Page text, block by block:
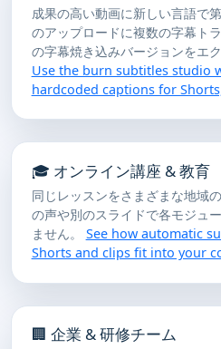
成果の高い動画に新しい言語で
のアップロードに複数の字幕ト
の字幕焼き込みバージョンをエ
Use the burn subtitles studio
hardcoded captions for
🎓 オンライン講座 & 教育
同じレッスンをさまざまな地域
の声や別のスライドで各モジュ
ません。 See how automatic
Shorts and clips fit into your
🏢 企業 & 研修チーム